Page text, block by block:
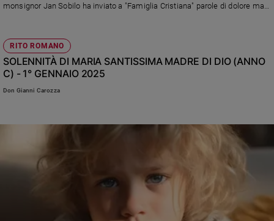
monsignor Jan Sobilo ha inviato a "Famiglia Cristiana" parole di dolore ma
RITO ROMANO
SOLENNITÀ DI MARIA SANTISSIMA MADRE DI DIO (ANNO
C) - 1° GENNAIO 2025
Don Gianni Carozza